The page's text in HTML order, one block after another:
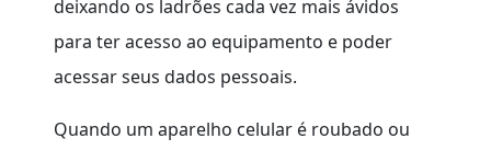
deixando os ladrões cada vez mais ávidos
para ter acesso ao equipamento e poder
acessar seus dados pessoais.
Quando um aparelho celular é roubado ou